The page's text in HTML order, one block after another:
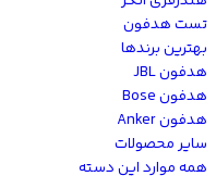
تست هدفون
بهترین برندها
هدفون JBL
هدفون Bose
هدفون Anker
سایر محصولات
همه موارد این دسته